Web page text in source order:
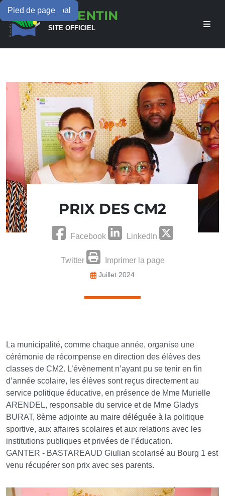
Menu principal
Contenu principal
Pied de pageLAMENTIN
SITE OFFICIEL
PRIX DES CM2
Facebook LinkedIn
Twitter Imprimer la page
Juillet 2024
La municipalité, comme chaque année, organise une
cérémonie de récompense en direction des élèves des
classes de CM2. L’évènement n’ayant pu se tenir en fin
d’année scolaire, les élèves sont reçus directement au
service politique éducative, en présence de Mme Murielle
ARENDEL, responsable du service et de Mme Gladys
BURAT, 8ème adjointe au maire déléguée à la politique
sportive, aux affaires scolaires et aux relations avec les
institutions publiques et privées de l’éducation.
GANTER - BASTAREAUD Giulian scolarisé au Bourg 1 est
venu récupérer son prix avec ses parents.